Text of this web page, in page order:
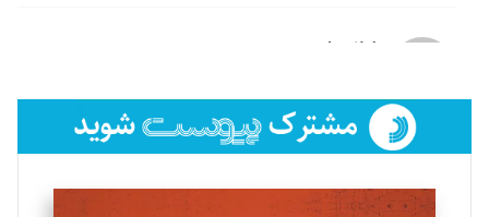
لیلا حنارود
فائزه فتحی رستمی
تحریریه